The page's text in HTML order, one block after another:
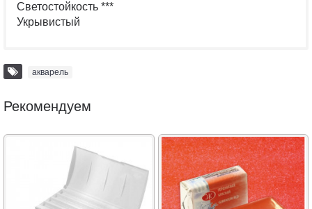
Светостойкость ***⠀⠀
Укрывистый⠀⠀⠀⠀
акварель
Рекомендуем